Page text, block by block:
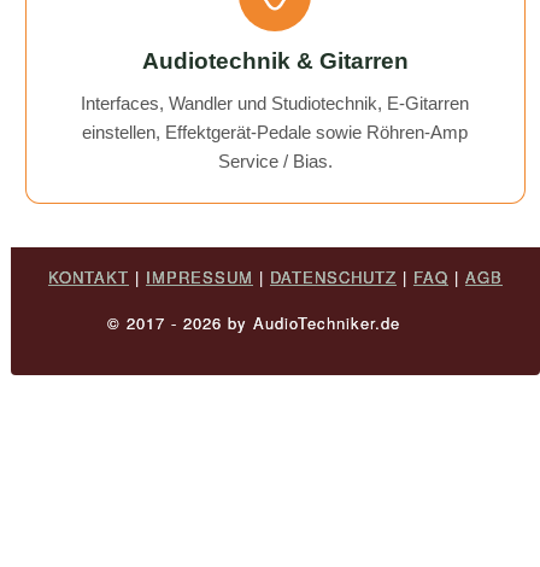
Audiotechnik & Gitarren
Interfaces, Wandler und Studiotechnik, E-Gitarren
einstellen, Effektgerät-Pedale sowie Röhren-Amp
Service / Bias.
KONTAKT | IMPRESSUM | DATENSCHUTZ | FAQ | AGB
© 2017 - 2026 by AudioTechniker.de